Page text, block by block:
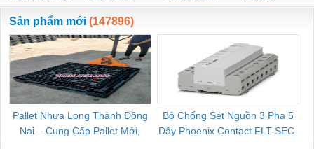
ewara
CHUA CHAY
Sản phẩm mới (147896)
Pallet Nhựa Long Thành Đồng
Nai – Cung Cấp Pallet Mới,
Bộ Chống Sét Nguồn 3 Pha 5
Dây Phoenix Contact FLT-SEC-